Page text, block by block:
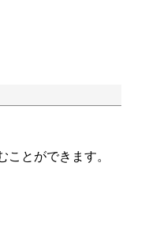
ことができます。